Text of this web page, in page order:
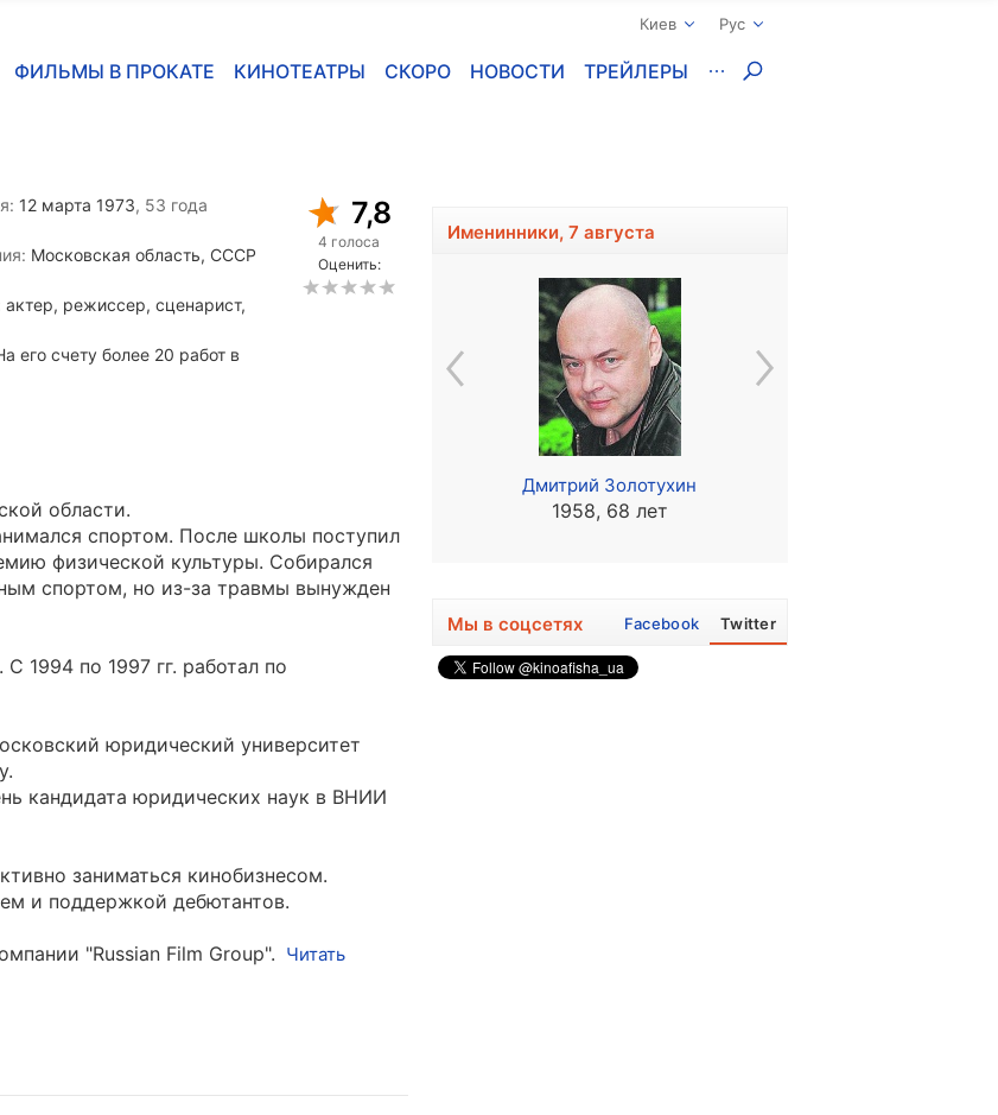
Киев Рус
ФИЛЬМЫ В ПРОКАТЕ КИНОТЕАТРЫ СКОРО НОВОСТИ ТРЕЙЛЕРЫ
12 марта 1973, 53 года
Московская область, СССР
актер, режиссер, сценарист,
его счету более 20 работ в
7,8
4 голоса
Оценить:
области.
спортом. После школы поступил
физической культуры. Собирался
спортом, но из-за травмы вынужден
1994 по 1997 гг. работал по
юридический университет
кандидата юридических наук в ВНИИ
заниматься кинобизнесом.
и поддержкой дебютантов.
"Russian Film Group". Читать
Именинники, 7 августа
Дмитрий Золотухин
1958, 68 лет
Мы в соцсетях Facebook Twitter